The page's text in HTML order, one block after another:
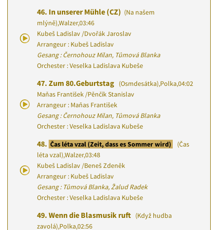
46. In unserer Mühle (CZ) (Na našem
mlýně),Walzer,03:46
Kubeš Ladislav /Dvořák Jaroslav
Arrangeur : Kubeš Ladislav
Gesang : Černohouz Milan, Tůmová Blanka
Orchester : Veselka Ladislava Kubeše
47. Zum 80.Geburtstag (Osmdesátka),Polka,04:02
Maňas František /Pěnčík Stanislav
Arrangeur : Maňas František
Gesang : Černohouz Milan, Tůmová Blanka
Orchester : Veselka Ladislava Kubeše
48. Čas léta vzal (Zeit, dass es Sommer wird)
(Čas
léta vzal),Walzer,03:48
Kubeš Ladislav /Beneš Zdeněk
Arrangeur : Kubeš Ladislav
Gesang : Tůmová Blanka, Žalud Radek
Orchester : Veselka Ladislava Kubeše
49. Wenn die Blasmusik ruft (Když hudba
zavolá),Polka,02:56